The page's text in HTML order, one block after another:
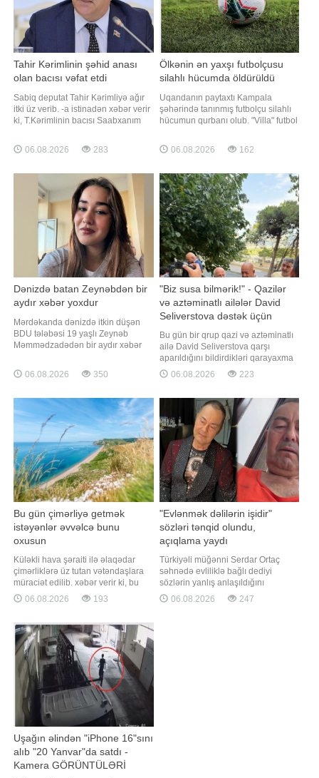
Tahir Kərimlinin şəhid anası
olan bacısı vəfat etdi
Sabiq deputat Tahir Kərimliyə ağır
itki üz verib. -a istinadən xəbər verir
ki, T.Kərimlinin bacısı Saabxanım
edib. Mərhum bu gün Şamaxı şəhər
qəbiristanlığında dəfn olunacaq.
şəhid anası olub. Onun oğlu Şahin
Seyidov 1989-cu ildə Bakı Dövlə
06.08.2026 283
Ölkənin ən yaxşı futbolçusu
silahlı hücumda öldürüldü
Uqandanın paytaxtı Kampala
şəhərində tanınmış futbolçu silahlı
hücumun qurbanı olub. "Villa" futbol
avqustun 4-ü axşam saatlarında
Makindaye rayonunda, yaşadığı
şəxslərin hücumuna məruz qalıb.
xəbər verir ki, "Daily Monitor"
06.08.2026 162
Dənizdə batan Zeynəbdən bir
aydır xəbər yoxdur
Mərdəkanda dənizdə itkin düşən
BDU tələbəsi 19 yaşlı Zeynəb
Məmmədzadədən bir aydır xəbər
bu barədə itkin tələbənin yaxını
Üzeyir Eldar Cəfərov sosial şəbəkə
sözlərinə görə, bu gün artıq 30 gün
tamam olur ki, Zeynəblə bağl
06.08.2026 350
"Biz susa bilmərik!" - Qazilər
və aztəminatlı ailələr David
Seliverstova dəstək üçün
müəssisənin qarşısına toplaşdı
Bu gün bir qrup qazi və aztəminatlı
ailə David Seliverstova qarşı
aparıldığını bildirdikləri qarayaxma
kampaniyasına etiraz əlaməti
olaraq onun fəaliyyət göstərdiyi
xəbər verir ki, toplaşanlar əllərində
müxtəlif şüarlar tutaraq, haqqında
yayılan məlumatlarla razı
olmadıqların
06.08.2026 223
Bu gün çimərliyə getmək
istəyənlər əvvəlcə bunu
oxusun
Küləkli hava şəraiti ilə əlaqədar
çimərliklərə üz tutan vətəndaşlara
müraciət edilib. xəbər verir ki, bu
barədə Fövqəladə Hallar Nazirliyi
(FHN) məlumat yayıb. Bildirilib ki,
yarımadasında küləkli hava
şəraitinin müşahidə ediləcəyini
nəzərə alaraq, Fövqəladə Hallar
Nazirliy
06.08.2026 193
"Evlənmək dəlilərin işidir"
sözləri tənqid olundu,
açıqlama yaydı
Türkiyəli müğənni Serdar Ortaç
səhnədə evliliklə bağlı dediyi
sözlərin yanlış anlaşıldığını
açıqlayıb. Axşam.az xəbər verir ki,
sənətçi İstanbul Festivalı
06.08.2026 247
Uşağın əlindən "iPhone 16"sını
alıb "20 Yanvar"da satdı -
Kamera GÖRÜNTÜLƏRİ